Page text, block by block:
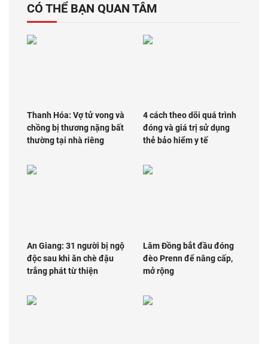
CÓ THỂ BẠN QUAN TÂM
Thanh Hóa: Vợ tử vong và
chồng bị thương nặng bất
thường tại nhà riêng
4 cách theo dõi quá trình
đóng và giá trị sử dụng
thẻ bảo hiểm y tế
An Giang: 31 người bị ngộ
độc sau khi ăn chè đậu
trắng phát từ thiện
Lâm Đồng bắt đầu đóng
đèo Prenn để nâng cấp,
mở rộng